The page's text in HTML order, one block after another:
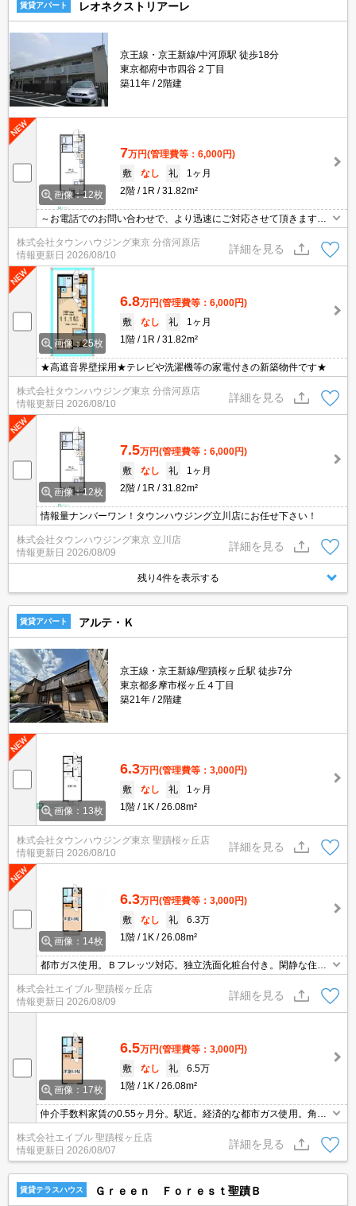
賃貸アパート レオネクストリアーレ
京王線・京王新線/中河原駅 徒歩18分
東京都府中市四谷２丁目
築11年
2階建
画像：12枚
7万円(管理費等：6,000円)
敷
なし 礼
1ヶ月
2階
1R 31.82m²
～お電話でのお問い合わせで、より迅速にご対応させて頂きます～
地域密着タウンハウジングまで～
株式会社タウンハウジング東京 分倍河原店
情報更新日 2026/08/10
詳細を見る
画像：25枚
6.8万円(管理費等：6,000円)
敷
なし 礼
1ヶ月
1階
1R 31.82m²
★高遮音界壁採用★テレビや洗濯機等の家電付きの新築物件です★
株式会社タウンハウジング東京 分倍河原店
情報更新日 2026/08/10
詳細を見る
画像：12枚
7.5万円(管理費等：6,000円)
敷
なし 礼
1ヶ月
2階
1R 31.82m²
情報量ナンバーワン！タウンハウジング立川店にお任せ下さい！
株式会社タウンハウジング東京 立川店
情報更新日 2026/08/09
詳細を見る
残り4件を表示する
賃貸アパート アルテ・Ｋ
京王線・京王新線/聖蹟桜ヶ丘駅 徒歩7分
東京都多摩市桜ヶ丘４丁目
築21年
2階建
画像：13枚
6.3万円(管理費等：3,000円)
敷
なし 礼
1ヶ月
1階
1K 26.08m²
株式会社タウンハウジング東京 聖蹟桜ヶ丘店
情報更新日 2026/08/10
詳細を見る
画像：14枚
6.3万円(管理費等：3,000円)
敷
なし 礼
6.3万
1階
1K 26.08m²
都市ガス使用。Ｂフレッツ対応。独立洗面化粧台付き。閑静な住宅
街。室内洗濯機置場。仲介手数料家賃の0.55ヵ月分。
株式会社エイブル 聖蹟桜ヶ丘店
情報更新日 2026/08/09
詳細を見る
画像：17枚
6.5万円(管理費等：3,000円)
敷
なし 礼
6.5万
1階
1K 26.08m²
仲介手数料家賃の0.55ヶ月分。駅近。経済的な都市ガス使用。角部
屋。
株式会社エイブル 聖蹟桜ヶ丘店
情報更新日 2026/08/07
詳細を見る
賃貸テラスハウス Ｇｒｅｅｎ Ｆｏｒｅｓｔ聖蹟Ｂ